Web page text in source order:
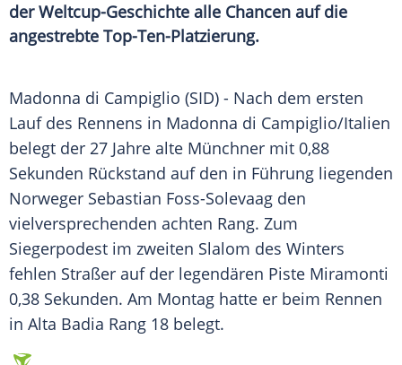
der Weltcup-Geschichte alle Chancen auf die
angestrebte Top-Ten-Platzierung.
Madonna di Campiglio (SID) - Nach dem ersten
Lauf des Rennens in Madonna di Campiglio/Italien
belegt der 27 Jahre alte Münchner mit 0,88
Sekunden Rückstand auf den in Führung liegenden
Norweger Sebastian Foss-Solevaag den
vielversprechenden achten Rang. Zum
Siegerpodest im zweiten Slalom des Winters
fehlen Straßer auf der legendären Piste Miramonti
0,38 Sekunden. Am Montag hatte er beim Rennen
in Alta Badia Rang 18 belegt.